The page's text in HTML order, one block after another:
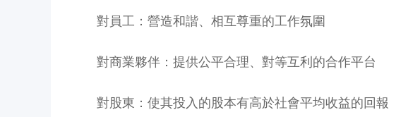
對員工：營造和諧、相互尊重的工作氛圍
對商業夥伴：提供公平合理、對等互利的合作平台
對股東：使其投入的股本有高於社會平均收益的回報